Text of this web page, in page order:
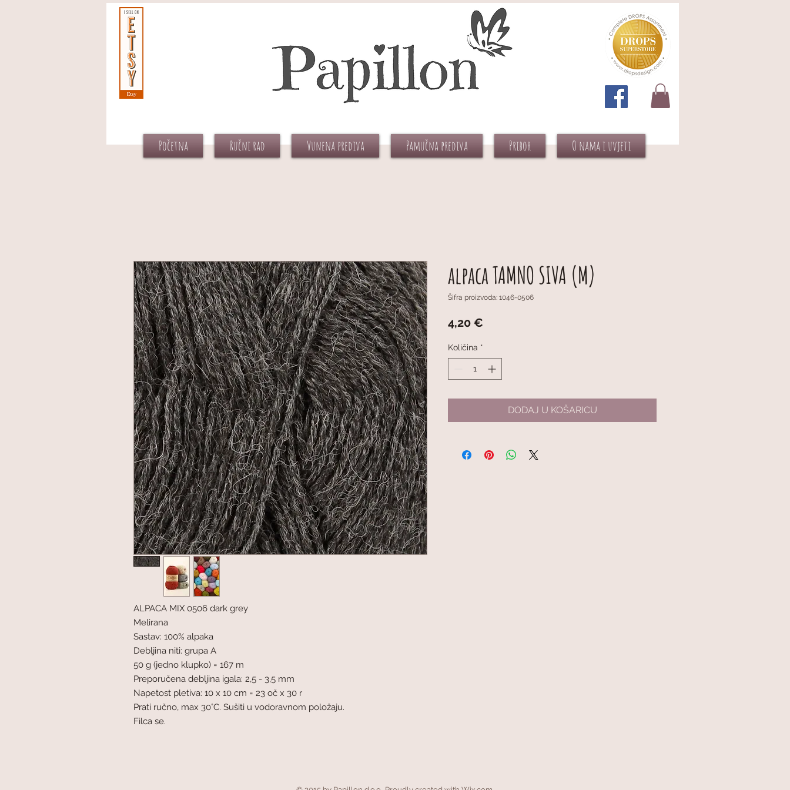
Početna Ručni rad Vunena prediva Pamučna prediva Pribor O nama i uvjeti
ALPACA MIX 0506 dark grey
Melirana
Sastav: 100% alpaka
Debljina niti: grupa A
50 g (jedno klupko) = 167 m
Preporučena debljina igala: 2,5 - 3,5 mm
Napetost pletiva: 10 x 10 cm = 23 oč x 30 r
Prati ručno, max 30°C. Sušiti u vodoravnom položaju.
Filca se.
alpaca TAMNO SIVA (M)
Šifra proizvoda: 1046-0506
4,20 €
Količina *
DODAJ U KOŠARICU